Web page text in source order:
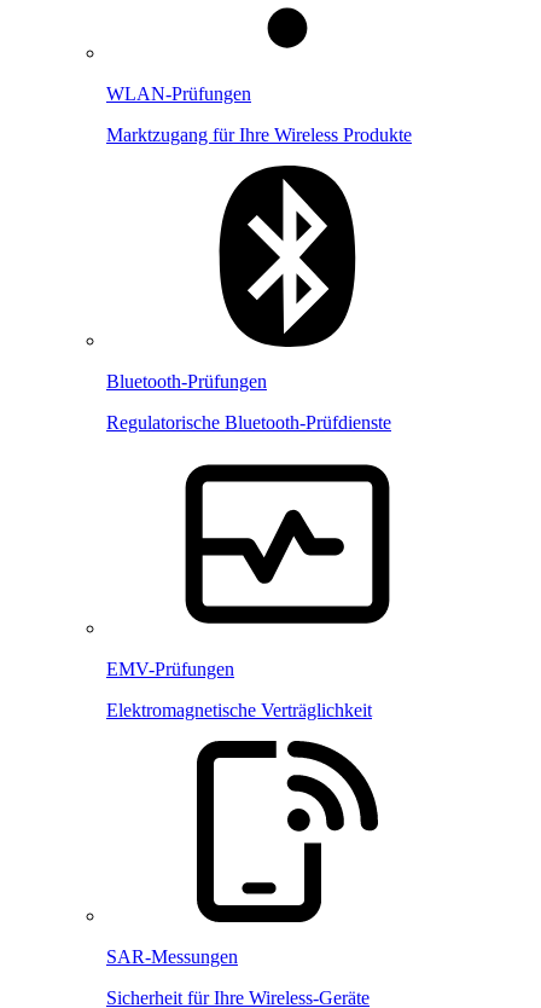
WLAN-Prüfungen
Marktzugang für Ihre Wireless Produkte
Bluetooth-Prüfungen
Regulatorische Bluetooth-Prüfdienste
EMV-Prüfungen
Elektromagnetische Verträglichkeit
SAR-Messungen
Sicherheit für Ihre Wireless-Geräte